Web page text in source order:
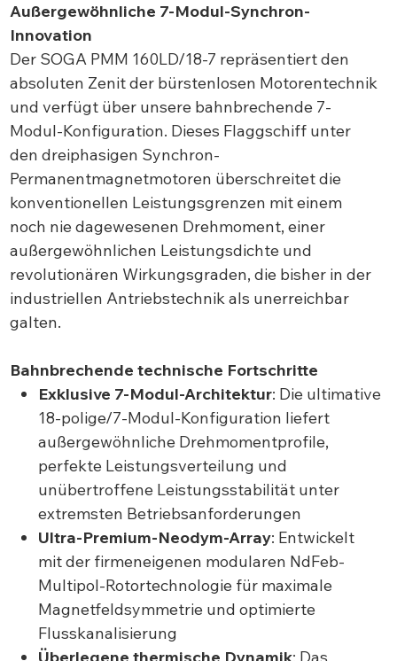
Außergewöhnliche 7-Modul-Synchron-
Innovation
Der SOGA PMM 160LD/18-7 repräsentiert den
absoluten Zenit der bürstenlosen Motorentechnik
und verfügt über unsere bahnbrechende 7-
Modul-Konfiguration. Dieses Flaggschiff unter
den dreiphasigen Synchron-
Permanentmagnetmotoren überschreitet die
konventionellen Leistungsgrenzen mit einem
noch nie dagewesenen Drehmoment, einer
außergewöhnlichen Leistungsdichte und
revolutionären Wirkungsgraden, die bisher in der
industriellen Antriebstechnik als unerreichbar
galten.
Bahnbrechende technische Fortschritte
Exklusive 7-Modul-Architektur: Die ultimative
18-polige/7-Modul-Konfiguration liefert
außergewöhnliche Drehmomentprofile,
perfekte Leistungsverteilung und
unübertroffene Leistungsstabilität unter
extremsten Betriebsanforderungen
Ultra-Premium-Neodym-Array: Entwickelt
mit der firmeneigenen modularen NdFeb-
Multipol-Rotortechnologie für maximale
Magnetfeldsymmetrie und optimierte
Flusskanalisierung